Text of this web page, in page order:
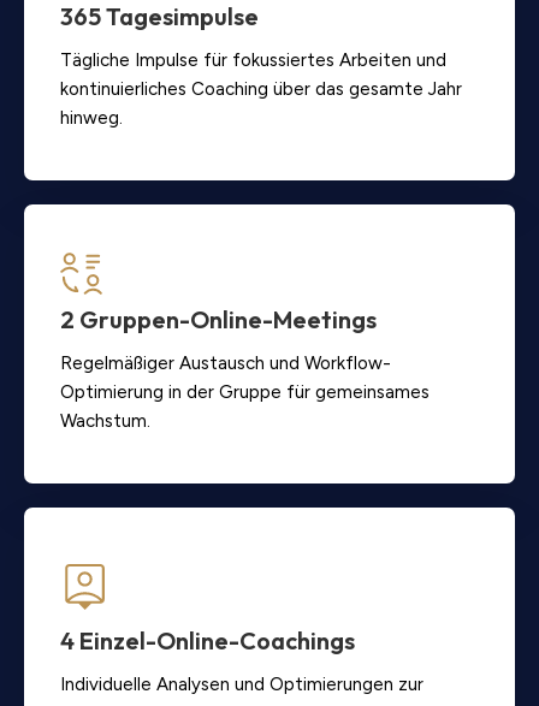
365 Tagesimpulse
Tägliche Impulse für fokussiertes Arbeiten und
kontinuierliches Coaching über das gesamte Jahr
hinweg.
2 Gruppen-Online-Meetings
Regelmäßiger Austausch und Workflow-
Optimierung in der Gruppe für gemeinsames
Wachstum.
4 Einzel-Online-Coachings
Individuelle Analysen und Optimierungen zur